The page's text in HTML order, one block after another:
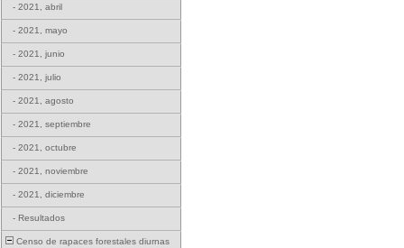
- 2021, abril
- 2021, mayo
- 2021, junio
- 2021, julio
- 2021, agosto
- 2021, septiembre
- 2021, octubre
- 2021, noviembre
- 2021, diciembre
- Resultados
Censo de rapaces forestales diurnas